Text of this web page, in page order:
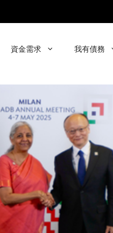
資金需求 我有債務